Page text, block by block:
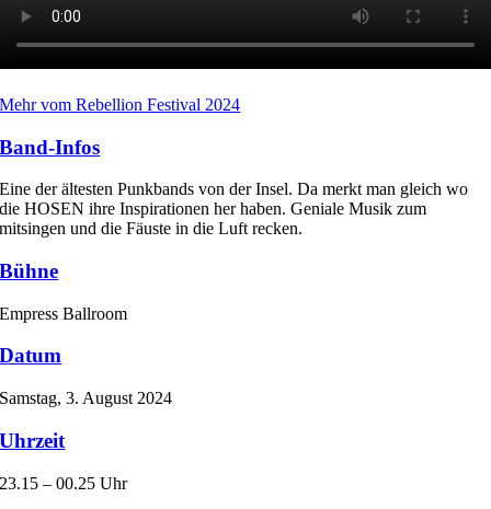
Mehr vom Rebellion Festival 2024
Band-Infos
Eine der ältesten Punkbands von der Insel. Da merkt man gleich wo
die HOSEN ihre Inspirationen her haben. Geniale Musik zum
mitsingen und die Fäuste in die Luft recken.
Bühne
Empress Ballroom
Datum
Samstag, 3. August 2024
Uhrzeit
23.15 – 00.25 Uhr